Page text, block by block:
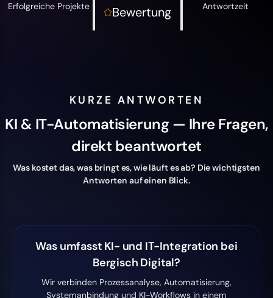
Erfolgreiche Projekte Bewertung Antwortzeit
KURZE ANTWORTEN
KI & IT-Automatisierung — Ihre Fragen,
direkt beantwortet
Was kostet das, was bringt es, wie läuft es ab? Die wichtigsten
Antworten auf einen Blick.
Was umfasst KI- und IT-Integration bei
Bergisch Digital?
Wir verbinden Prozessanalyse, Automatisierung,
Systemanbindung und KI-Workflows in einem